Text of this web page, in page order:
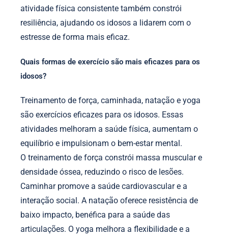
atividade física consistente também constrói
resiliência, ajudando os idosos a lidarem com o
estresse de forma mais eficaz.
Quais formas de exercício são mais eficazes para os
idosos?
Treinamento de força, caminhada, natação e yoga
são exercícios eficazes para os idosos. Essas
atividades melhoram a saúde física, aumentam o
equilíbrio e impulsionam o bem-estar mental.
O treinamento de força constrói massa muscular e
densidade óssea, reduzindo o risco de lesões.
Caminhar promove a saúde cardiovascular e a
interação social. A natação oferece resistência de
baixo impacto, benéfica para a saúde das
articulações. O yoga melhora a flexibilidade e a